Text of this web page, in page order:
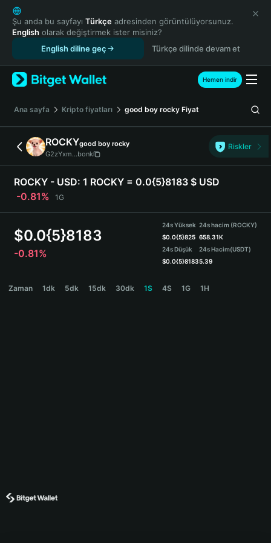
English
日本語
Tiếng Việt
Español (Latinoamérica)
Türkçe
Français
Deutsch
简体中文
繁體中文
Português (Portugal)
Bahasa Indonesia
ภาษาไทย
हिन्दी
Español
Português (Brasil)
Şu anda bu sayfayı Türkçe adresinden görüntülüyorsunuz.
English olarak değiştirmek ister misiniz?
English diline geç
Türkçe dilinde devam et
Hemen indir
Ana sayfa Kripto fiyatları good boy rocky Fiyat
ROCKYgood boy rocky
G2zYxm...bonk
Riskler
ROCKY - USD: 1 ROCKY = 0.0{5}8183 $ USD
-0.81%
1G
$0.0{5}8183
-0.81%
24s Yüksek
$0.0{5}825
24s Düşük
$0.0{5}8183
24s hacim (ROCKY)
658.31K
24s Hacim(USDT)
5.39
Zaman 1dk 5dk 15dk 30dk 1S 4S 1G 1H